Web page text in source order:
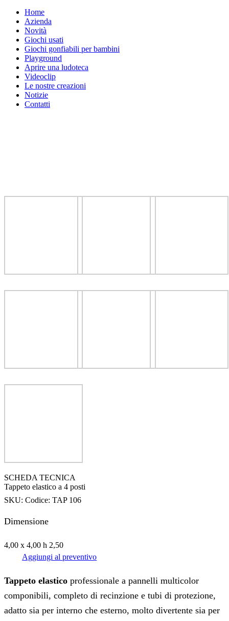
Home
Azienda
Novità
Giochi usati
Giochi gonfiabili per bambini
Playground
Aprire una ludoteca
Videoclip
Le nostre creazioni
Notizie
Contatti
SCHEDA TECNICA
Tappeto elastico a 4 posti
SKU: Codice: TAP 106
Dimensione
4,00 x 4,00 h 2,50
Aggiungi al preventivo
Tappeto elastico professionale a pannelli multicolor
componibili, completo di recinzione e tubi di protezione,
adatto sia per interno che esterno, molto divertente sia per